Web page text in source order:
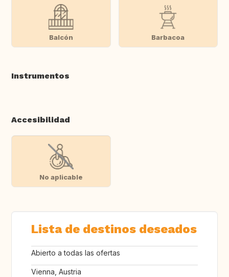
Balcón Barbacoa
Instrumentos
Accesibilidad
No aplicable
Lista de destinos deseados
Abierto a todas las ofertas
Vienna, Austria